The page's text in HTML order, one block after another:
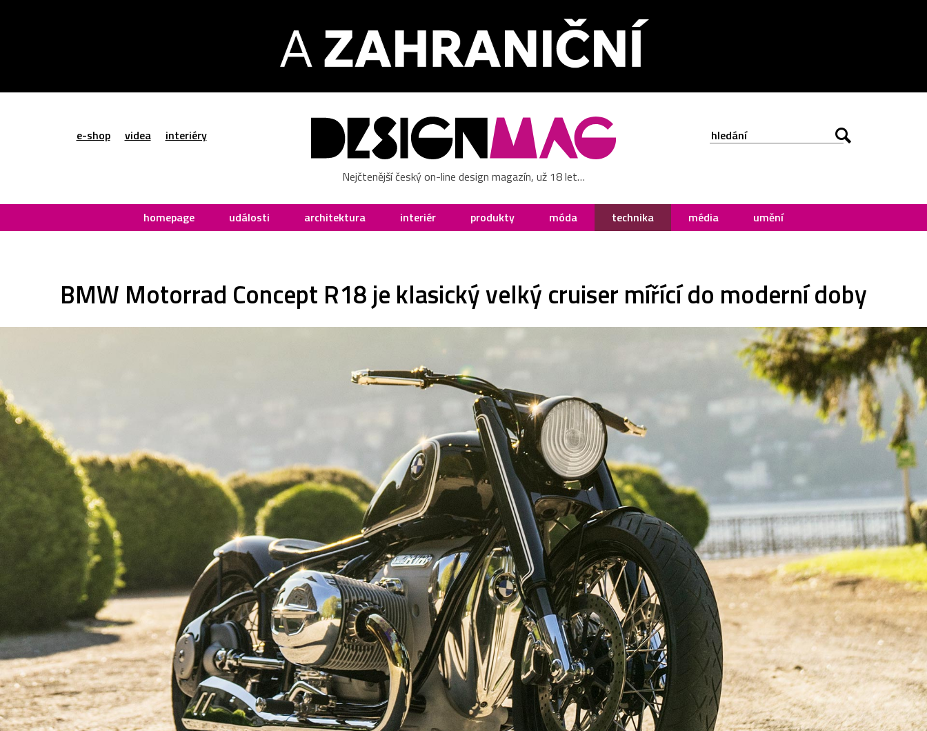
e-shop videa interiéry
Nejčtenější český on-line design magazín, už 18 let…
homepage události architektura interiér produkty móda technika média umění
BMW Motorrad Concept R18 je klasický velký cruiser mířící do moderní doby